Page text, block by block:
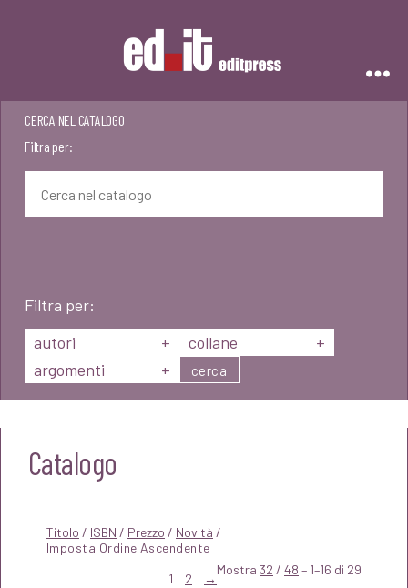
CERCA NEL CATALOGO
Filtra per:
Filtra per:
autori
+ collane
+
argomenti
+ cerca
Catalogo
Titolo / ISBN / Prezzo / Novità /
Mostra 32 / 48 – 1–16 di 29
1 2 →